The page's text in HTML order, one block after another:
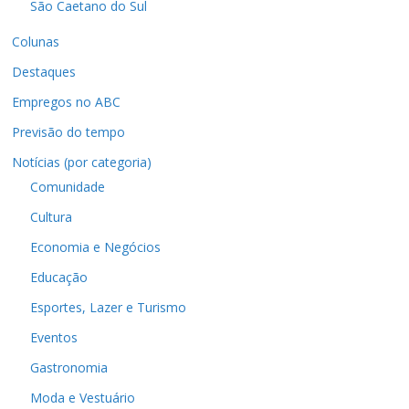
São Caetano do Sul
Colunas
Destaques
Empregos no ABC
Previsão do tempo
Notícias (por categoria)
Comunidade
Cultura
Economia e Negócios
Educação
Esportes, Lazer e Turismo
Eventos
Gastronomia
Moda e Vestuário